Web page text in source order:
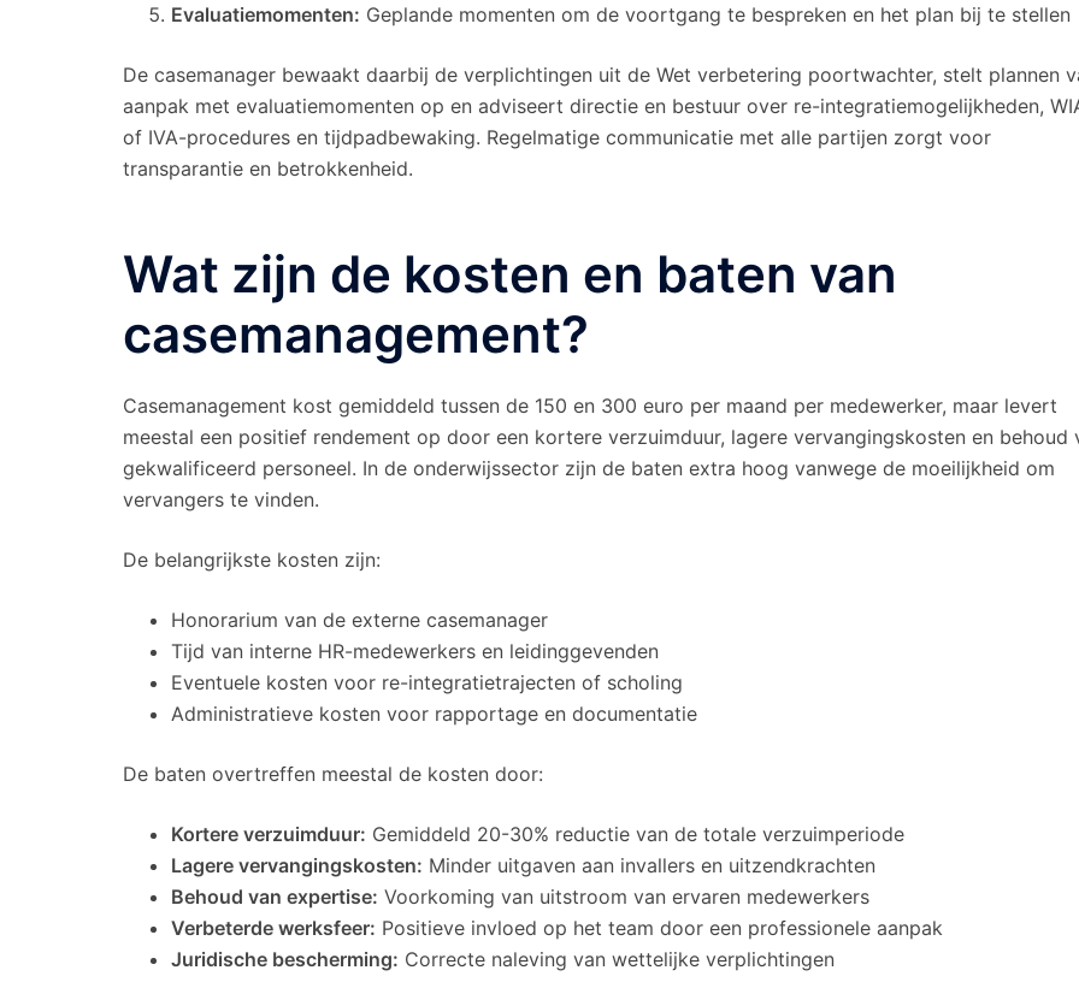
Evaluatiemomenten: Geplande momenten om de voortgang te bespreken en het plan bij te stellen
De casemanager bewaakt daarbij de verplichtingen uit de Wet verbetering poortwachter, stelt plannen
aanpak met evaluatiemomenten op en adviseert directie en bestuur over re-integratiemogelijkheden,
of IVA-procedures en tijdpadbewaking. Regelmatige communicatie met alle partijen zorgt voor
transparantie en betrokkenheid.
Wat zijn de kosten en baten van
casemanagement?
Casemanagement kost gemiddeld tussen de 150 en 300 euro per maand per medewerker, maar levert
meestal een positief rendement op door een kortere verzuimduur, lagere vervangingskosten en behoud
gekwalificeerd personeel. In de onderwijssector zijn de baten extra hoog vanwege de moeilijkheid om
vervangers te vinden.
De belangrijkste kosten zijn:
Honorarium van de externe casemanager
Tijd van interne HR-medewerkers en leidinggevenden
Eventuele kosten voor re-integratietrajecten of scholing
Administratieve kosten voor rapportage en documentatie
De baten overtreffen meestal de kosten door:
Kortere verzuimduur: Gemiddeld 20-30% reductie van de totale verzuimperiode
Lagere vervangingskosten: Minder uitgaven aan invallers en uitzendkrachten
Behoud van expertise: Voorkoming van uitstroom van ervaren medewerkers
Verbeterde werksfeer: Positieve invloed op het team door een professionele aanpak
Juridische bescherming: Correcte naleving van wettelijke verplichtingen